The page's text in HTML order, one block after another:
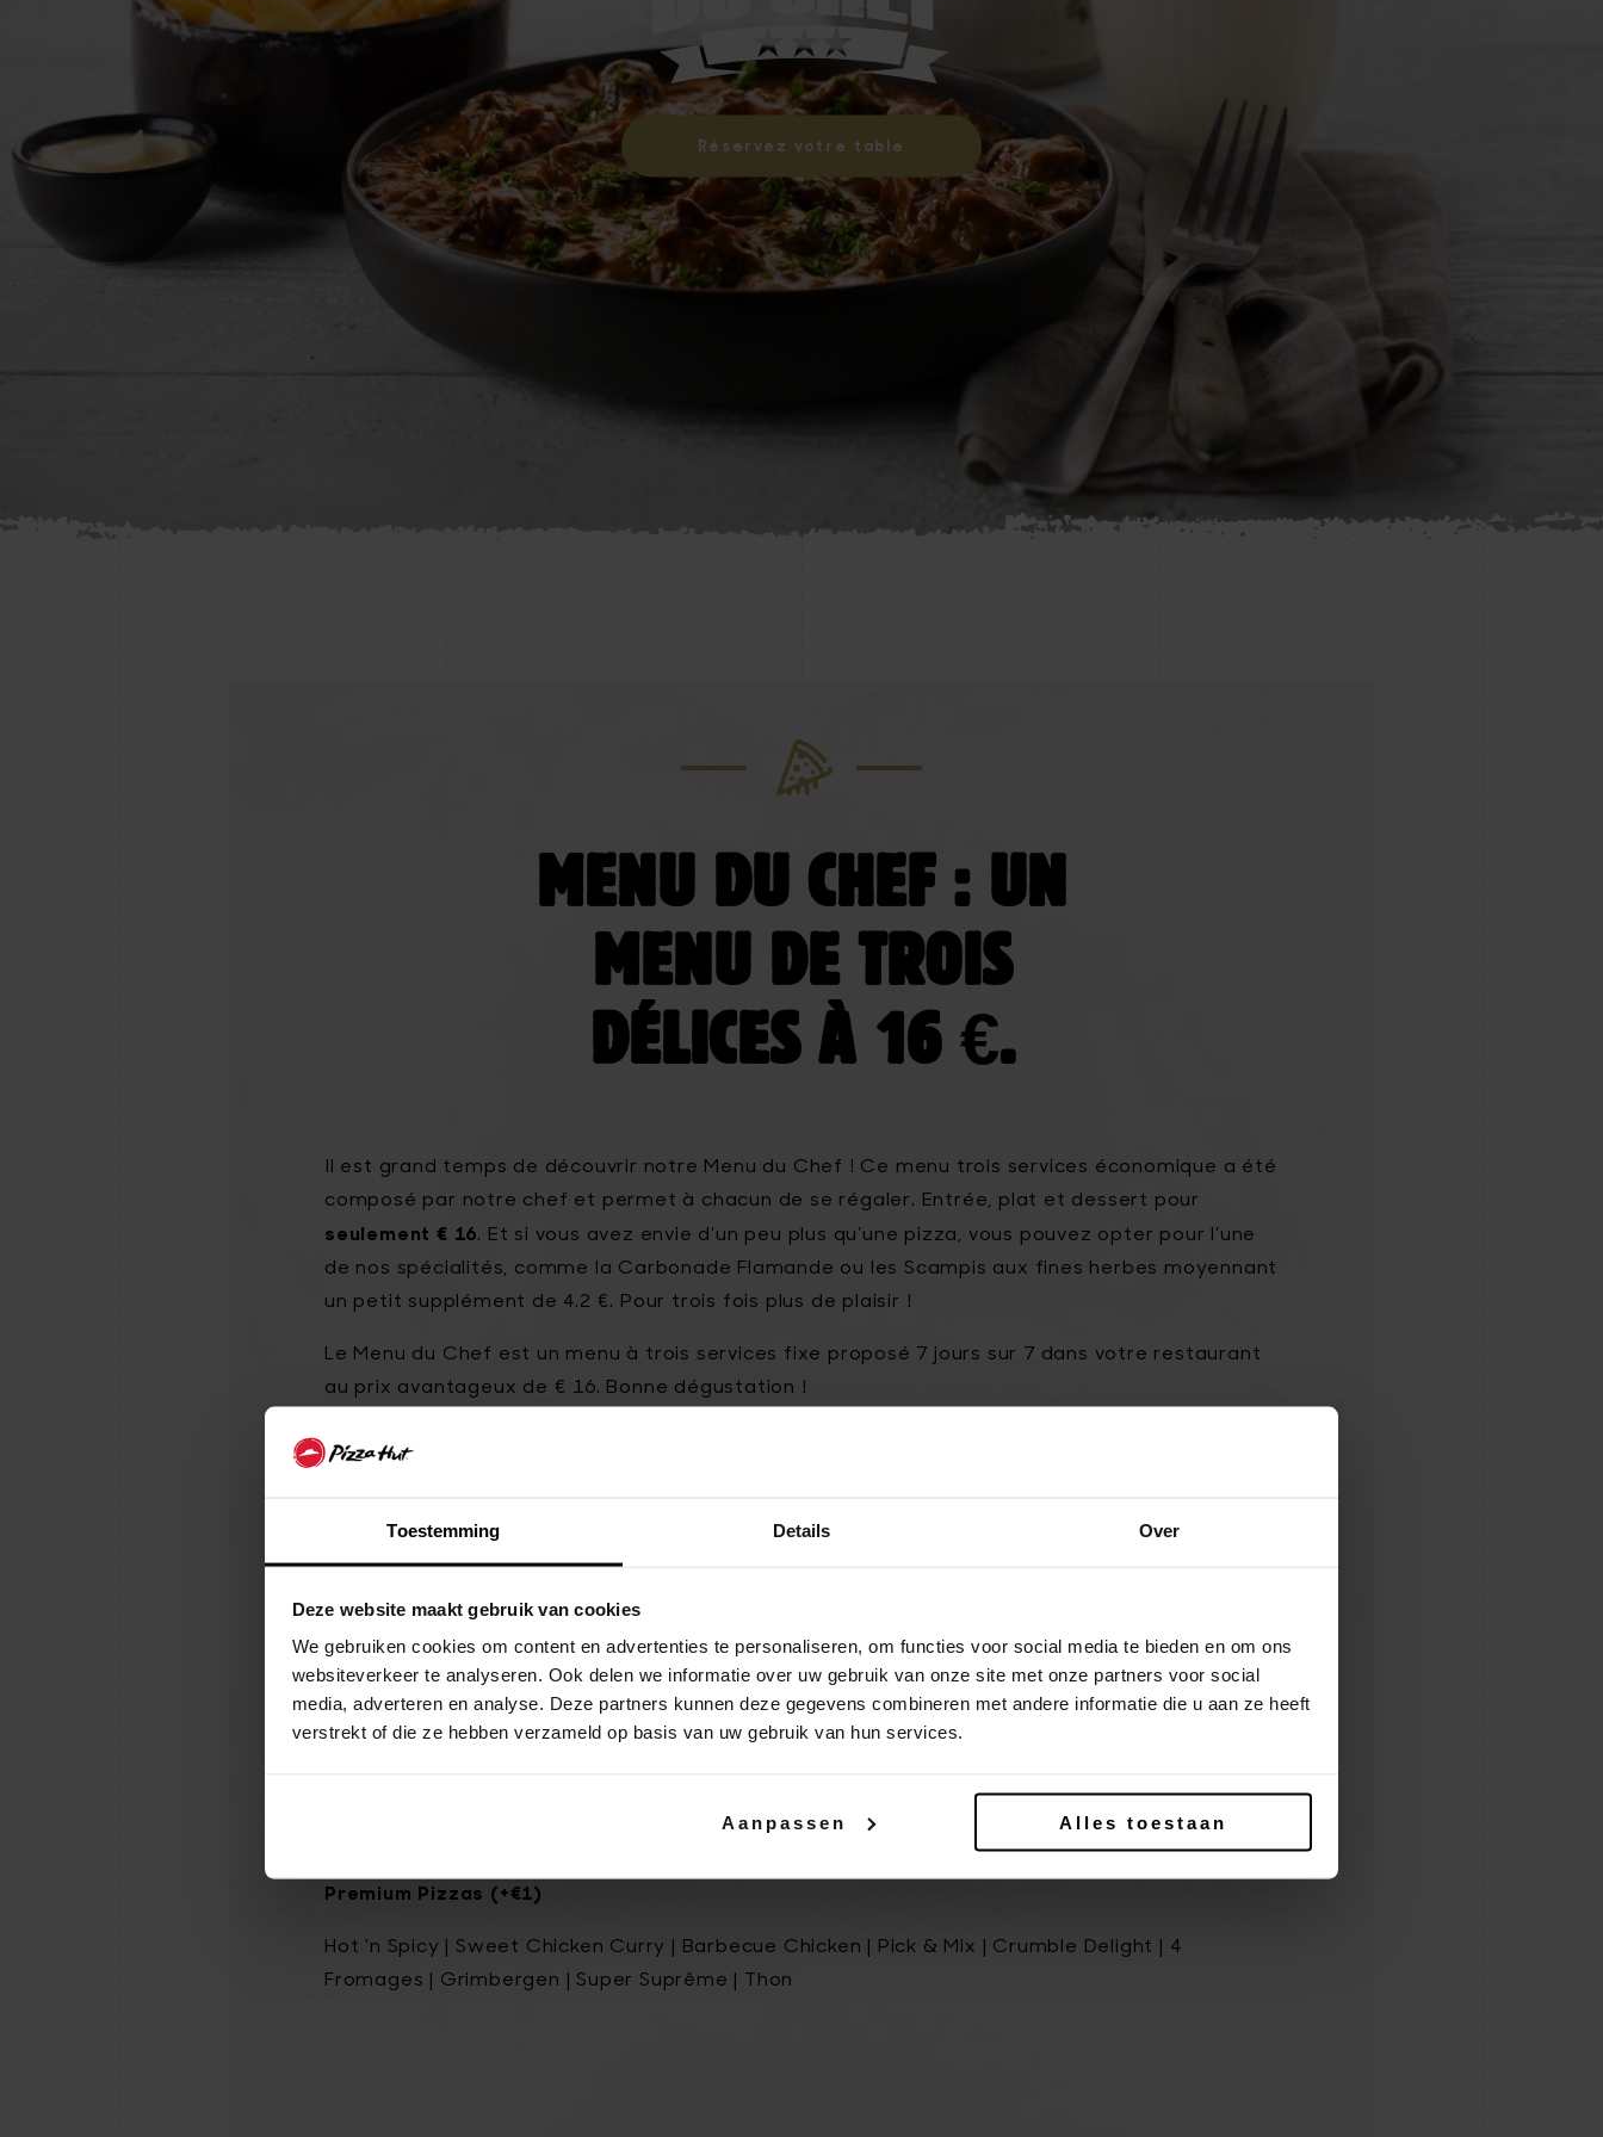
Toestemming Details Over
Deze website maakt gebruik van cookies
We gebruiken cookies om content en advertenties te personaliseren, om functies voor social media te bieden en om ons
websiteverkeer te analyseren. Ook delen we informatie over uw gebruik van onze site met onze partners voor social
media, adverteren en analyse. Deze partners kunnen deze gegevens combineren met andere informatie die u aan ze heeft
verstrekt of die ze hebben verzameld op basis van uw gebruik van hun services.
Aanpassen Alles toestaan
Réservez votre table
MENU DU CHEF : UN
MENU DE TROIS
DÉLICES À 16 €.
Il est grand temps de découvrir notre Menu du Chef ! Ce menu trois services économique a été
composé par notre chef et permet à chacun de se régaler. Entrée, plat et dessert pour
seulement € 16. Et si vous avez envie d’un peu plus qu’une pizza, vous pouvez opter pour l’une
de nos spécialités, comme la Carbonade Flamande ou les Scampis aux fines herbes moyennant
un petit supplément de 4.2 €. Pour trois fois plus de plaisir !
Le Menu du Chef est un menu à trois services fixe proposé 7 jours sur 7 dans votre restaurant
au prix avantageux de € 16. Bonne dégustation !
ENTREE
(+4.2 €)
DESSERT: mousse au chocolat ou crème glacée / N'Ice & Sweet ou panna cotta ou café ou
thé
Toutes les Pizzas Original sont incluses dans le Menu, surclassez vers une recette Premium
pour 1 € de plus :
Margherita | Pepperoni Lovers | Forestière | Alsace | Chicken Twist | Suprême
Premium Pizzas (+€1)
Hot 'n Spicy | Sweet Chicken Curry | Barbecue Chicken | Pick & Mix | Crumble Delight | 4
Fromages | Grimbergen | Super Suprême | Thon